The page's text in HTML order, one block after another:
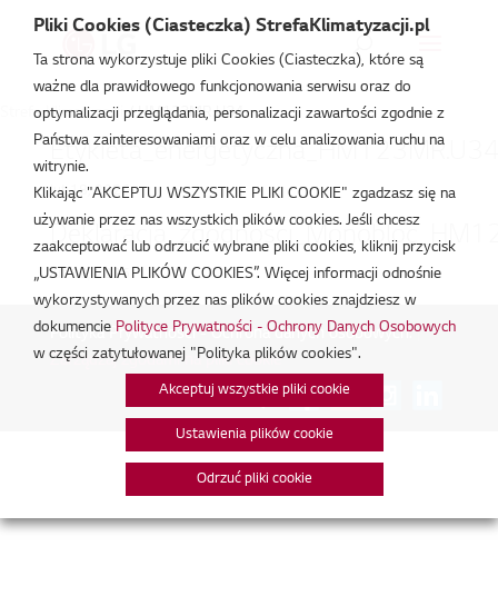
Strefa Klimatyzacji /HM123MR.U34
lut 18, 2026
lut 18, 2026
Polityka Prywatności - Ochrona danych osobowych.|
Zarządzaj zgodami na pliki cookie
Połącz:
Pliki Cookies (Ciasteczka) StrefaKlimatyzacji.pl
Ta strona wykorzystuje pliki Cookies (Ciasteczka), które są
ważne dla prawidłowego funkcjonowania serwisu oraz do
optymalizacji przeglądania, personalizacji zawartości zgodnie z
Państwa zainteresowaniami oraz w celu analizowania ruchu na
witrynie.
Klikając "AKCEPTUJ WSZYSTKIE PLIKI COOKIE" zgadzasz się na
używanie przez nas wszystkich plików cookies. Jeśli chcesz
zaakceptować lub odrzucić wybrane pliki cookies, kliknij przycisk
„USTAWIENIA PLIKÓW COOKIES”. Więcej informacji odnośnie
wykorzystywanych przez nas plików cookies znajdziesz w
dokumencie Polityce Prywatności - Ochrony Danych Osobowych
w części zatytułowanej "Polityka plików cookies".
Akceptuj wszystkie pliki cookie
Ustawienia plików cookie
Odrzuć pliki cookie